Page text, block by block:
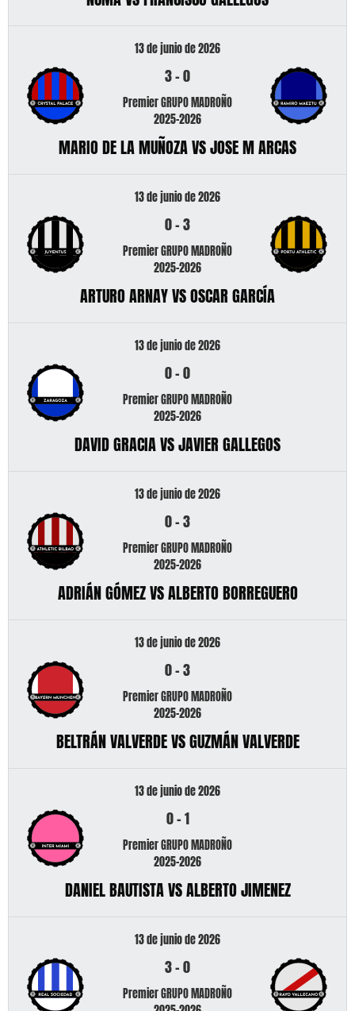
13 de junio de 2026
3-0
Premier GRUPO MADROÑO
2025-2026
MARIO DE LA MUÑOZA VS JOSE M ARCAS
13 de junio de 2026
0-3
Premier GRUPO MADROÑO
2025-2026
ARTURO ARNAY VS OSCAR GARCÍA
13 de junio de 2026
0-0
Premier GRUPO MADROÑO
2025-2026
DAVID GRACIA VS JAVIER GALLEGOS
13 de junio de 2026
0-3
Premier GRUPO MADROÑO
2025-2026
ADRIÁN GÓMEZ VS ALBERTO BORREGUERO
13 de junio de 2026
0-3
Premier GRUPO MADROÑO
2025-2026
BELTRÁN VALVERDE VS GUZMÁN VALVERDE
13 de junio de 2026
0-1
Premier GRUPO MADROÑO
2025-2026
DANIEL BAUTISTA VS ALBERTO JIMENEZ
13 de junio de 2026
3-0
Premier GRUPO MADROÑO